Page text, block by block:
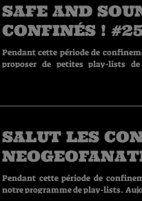
SAFE AND
CONFINÉS !
Pendant cette période de
proposer de petites play-lists de
SALUT LES
Pendant cette période de
notre